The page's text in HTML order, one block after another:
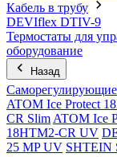
Кабель в трубу
DEVIflex DTIV-9
Термостаты для
оборудование
Назад
ATOM Ice Protect
CR Slim ATOM Ice
18HTM2-CR UV
25 MP UV SHTEIN